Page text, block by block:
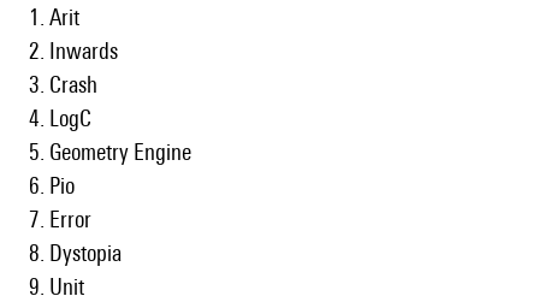
1. Arit
2. Inwards
3. Crash
4. LogC
5. Geometry Engine
6. Pio
7. Error
8. Dystopia
9. Unit